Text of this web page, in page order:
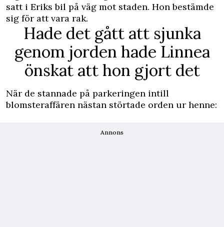
satt i Eriks bil på väg mot staden. Hon bestämde
sig för att vara rak.
Hade det gått att sjunka
genom jorden hade Linnea
önskat att hon gjort det
När de stannade på parkeringen intill
blomsteraffären nästan störtade orden ur henne:
Annons